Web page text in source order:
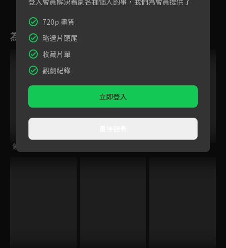
31 32 33 34 35
為您推薦
紫釵奇緣
720p 畫質
略過片頭尾
收藏片單
觀劇紀錄
立即登入